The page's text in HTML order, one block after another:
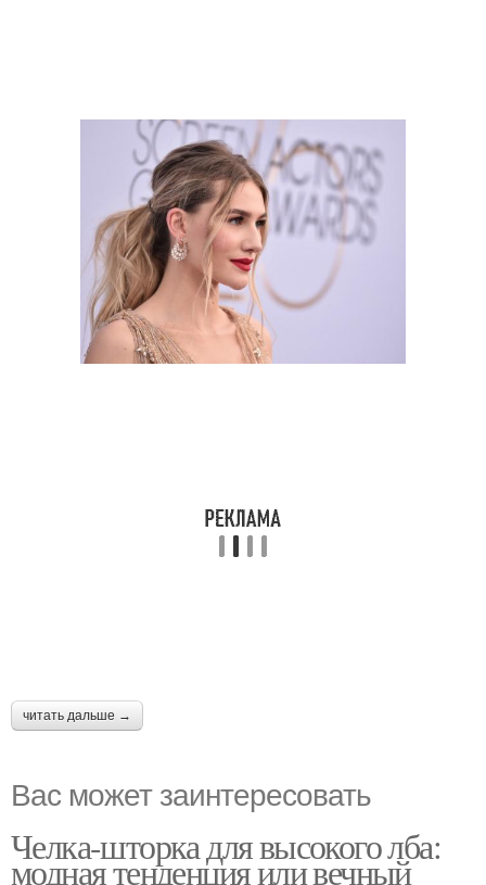
читать дальше →
Вас может заинтересовать
Челка-шторка для высокого лба:
модная тенденция или вечный